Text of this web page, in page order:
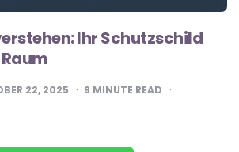
Ihr Schutzschild
22, 2025 9 MINUTE READ